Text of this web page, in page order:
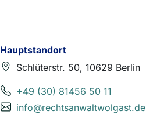
Hauptstandort
Schlüterstr. 50, 10629 Berlin
+49 (30) 81456 50 11
info@rechtsanwaltwolgast.de